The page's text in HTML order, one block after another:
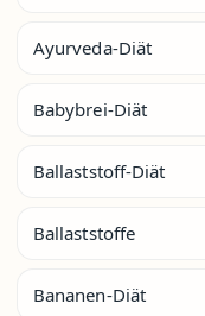
Ayurveda-Diät
Babybrei-Diät
Ballaststoff-Diät
Ballaststoffe
Bananen-Diät